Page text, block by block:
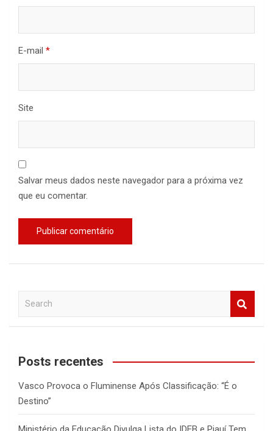
E-mail *
Site
Salvar meus dados neste navegador para a próxima vez
que eu comentar.
a
c
Posts recentes
Vasco Provoca o Fluminense Após Classificação: “É o
Destino”